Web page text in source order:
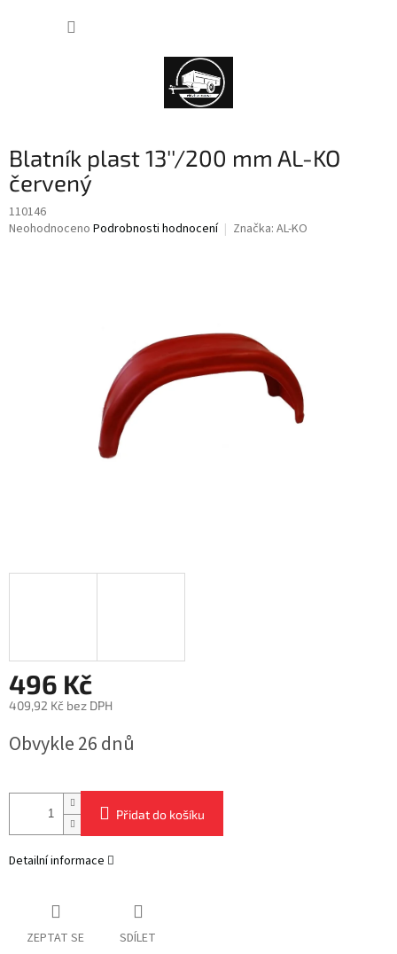
Blatník plast 13''/200 mm AL-KO
červený
110146
Průměrné
Neohodnoceno Podrobnosti hodnocení Značka: AL-KO
496 Kč
409,92 Kč bez DPH
cena:
Obvykle 26 dnů
Přidat do košíku
Detailní informace
ZEPTAT SE SDÍLET